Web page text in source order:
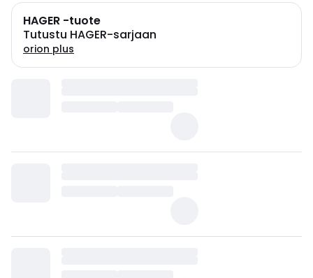
HAGER -tuote
Tutustu HAGER-sarjaan
orion plus